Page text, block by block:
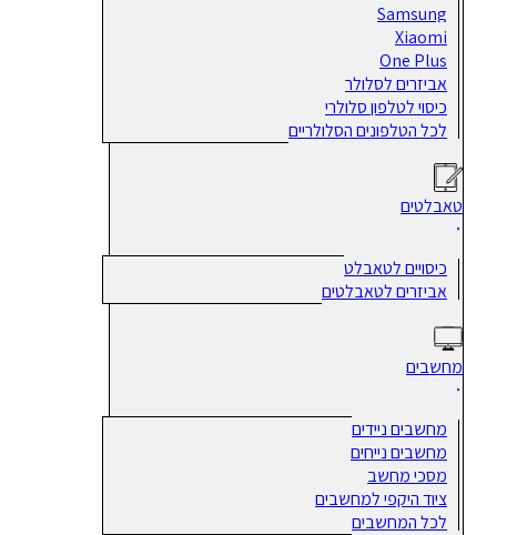
Samsung
Xiaomi
One Plus
אביזרים לסלולר
כיסוי לטלפון סלולרי
לכל הטלפונים הסלולריים
טאבלטים
כיסויים לטאבלט
אביזרים לטאבלטים
מחשבים
מחשבים ניידים
מחשבים נייחים
מסכי מחשב
ציוד היקפי למחשבים
לכל המחשבים